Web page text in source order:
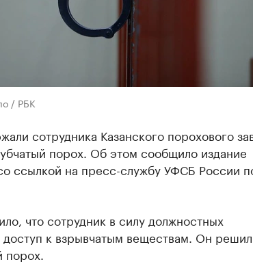
/ РБК
сотрудника Казанского порохового
порох. Об этом сообщило издание
ссылкой на пресс-службу УФСБ России
что сотрудник в силу должностных
доступ к взрывчатым веществам. Он решил
порох.